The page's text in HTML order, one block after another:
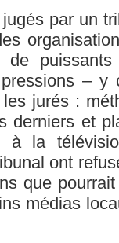
par un
puissants
– y
jurés :
et
à la
ont
que
médias